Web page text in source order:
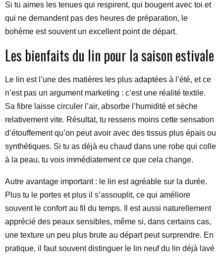
Si tu aimes les tenues qui respirent, qui bougent avec toi et
qui ne demandent pas des heures de préparation, le
bohème est souvent un excellent point de départ.
Les bienfaits du lin pour la saison estivale
Le lin est l’une des matières les plus adaptées à l’été, et ce
n’est pas un argument marketing : c’est une réalité textile.
Sa fibre laisse circuler l’air, absorbe l’humidité et sèche
relativement vite. Résultat, tu ressens moins cette sensation
d’étouffement qu’on peut avoir avec des tissus plus épais ou
synthétiques. Si tu as déjà eu chaud dans une robe qui colle
à la peau, tu vois immédiatement ce que cela change.
Autre avantage important : le lin est agréable sur la durée.
Plus tu le portes et plus il s’assouplit, ce qui améliore
souvent le confort au fil du temps. Il est aussi naturellement
apprécié des peaux sensibles, même si, dans certains cas,
une texture un peu plus brute au départ peut surprendre. En
pratique, il faut souvent distinguer le lin neuf du lin déjà lavé